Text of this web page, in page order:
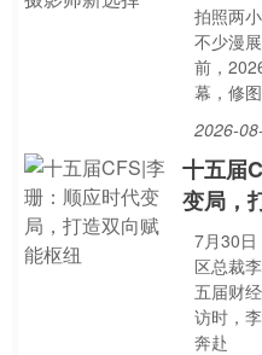
拍照两
不少漫
前，
幕，修
2026-
十五届
变局，
7月30日
区总裁
五届财
访时，
奔赴